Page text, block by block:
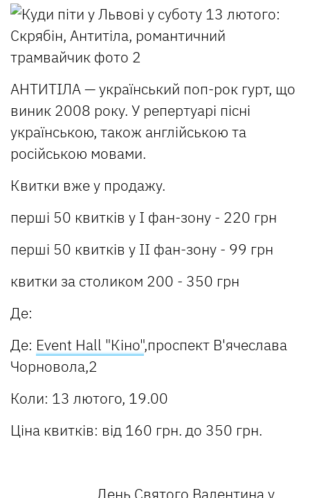
АНТИТІЛА — український поп-рок гурт, що
виник 2008 року. У репертуарі пісні
українською, також англійською та
російською мовами.
Квитки вже у продажу.
перші 50 квитків у I фан-зону - 220 грн
перші 50 квитків у II фан-зону - 99 грн
квитки за столиком 200 - 350 грн
Де:
Де: Event Hall "Кіно",проспект В'ячеслава
Чорновола,2
Коли: 13 лютого, 19.00
Ціна квитків: від 160 грн. до 350 грн.
День Святого Валентина у